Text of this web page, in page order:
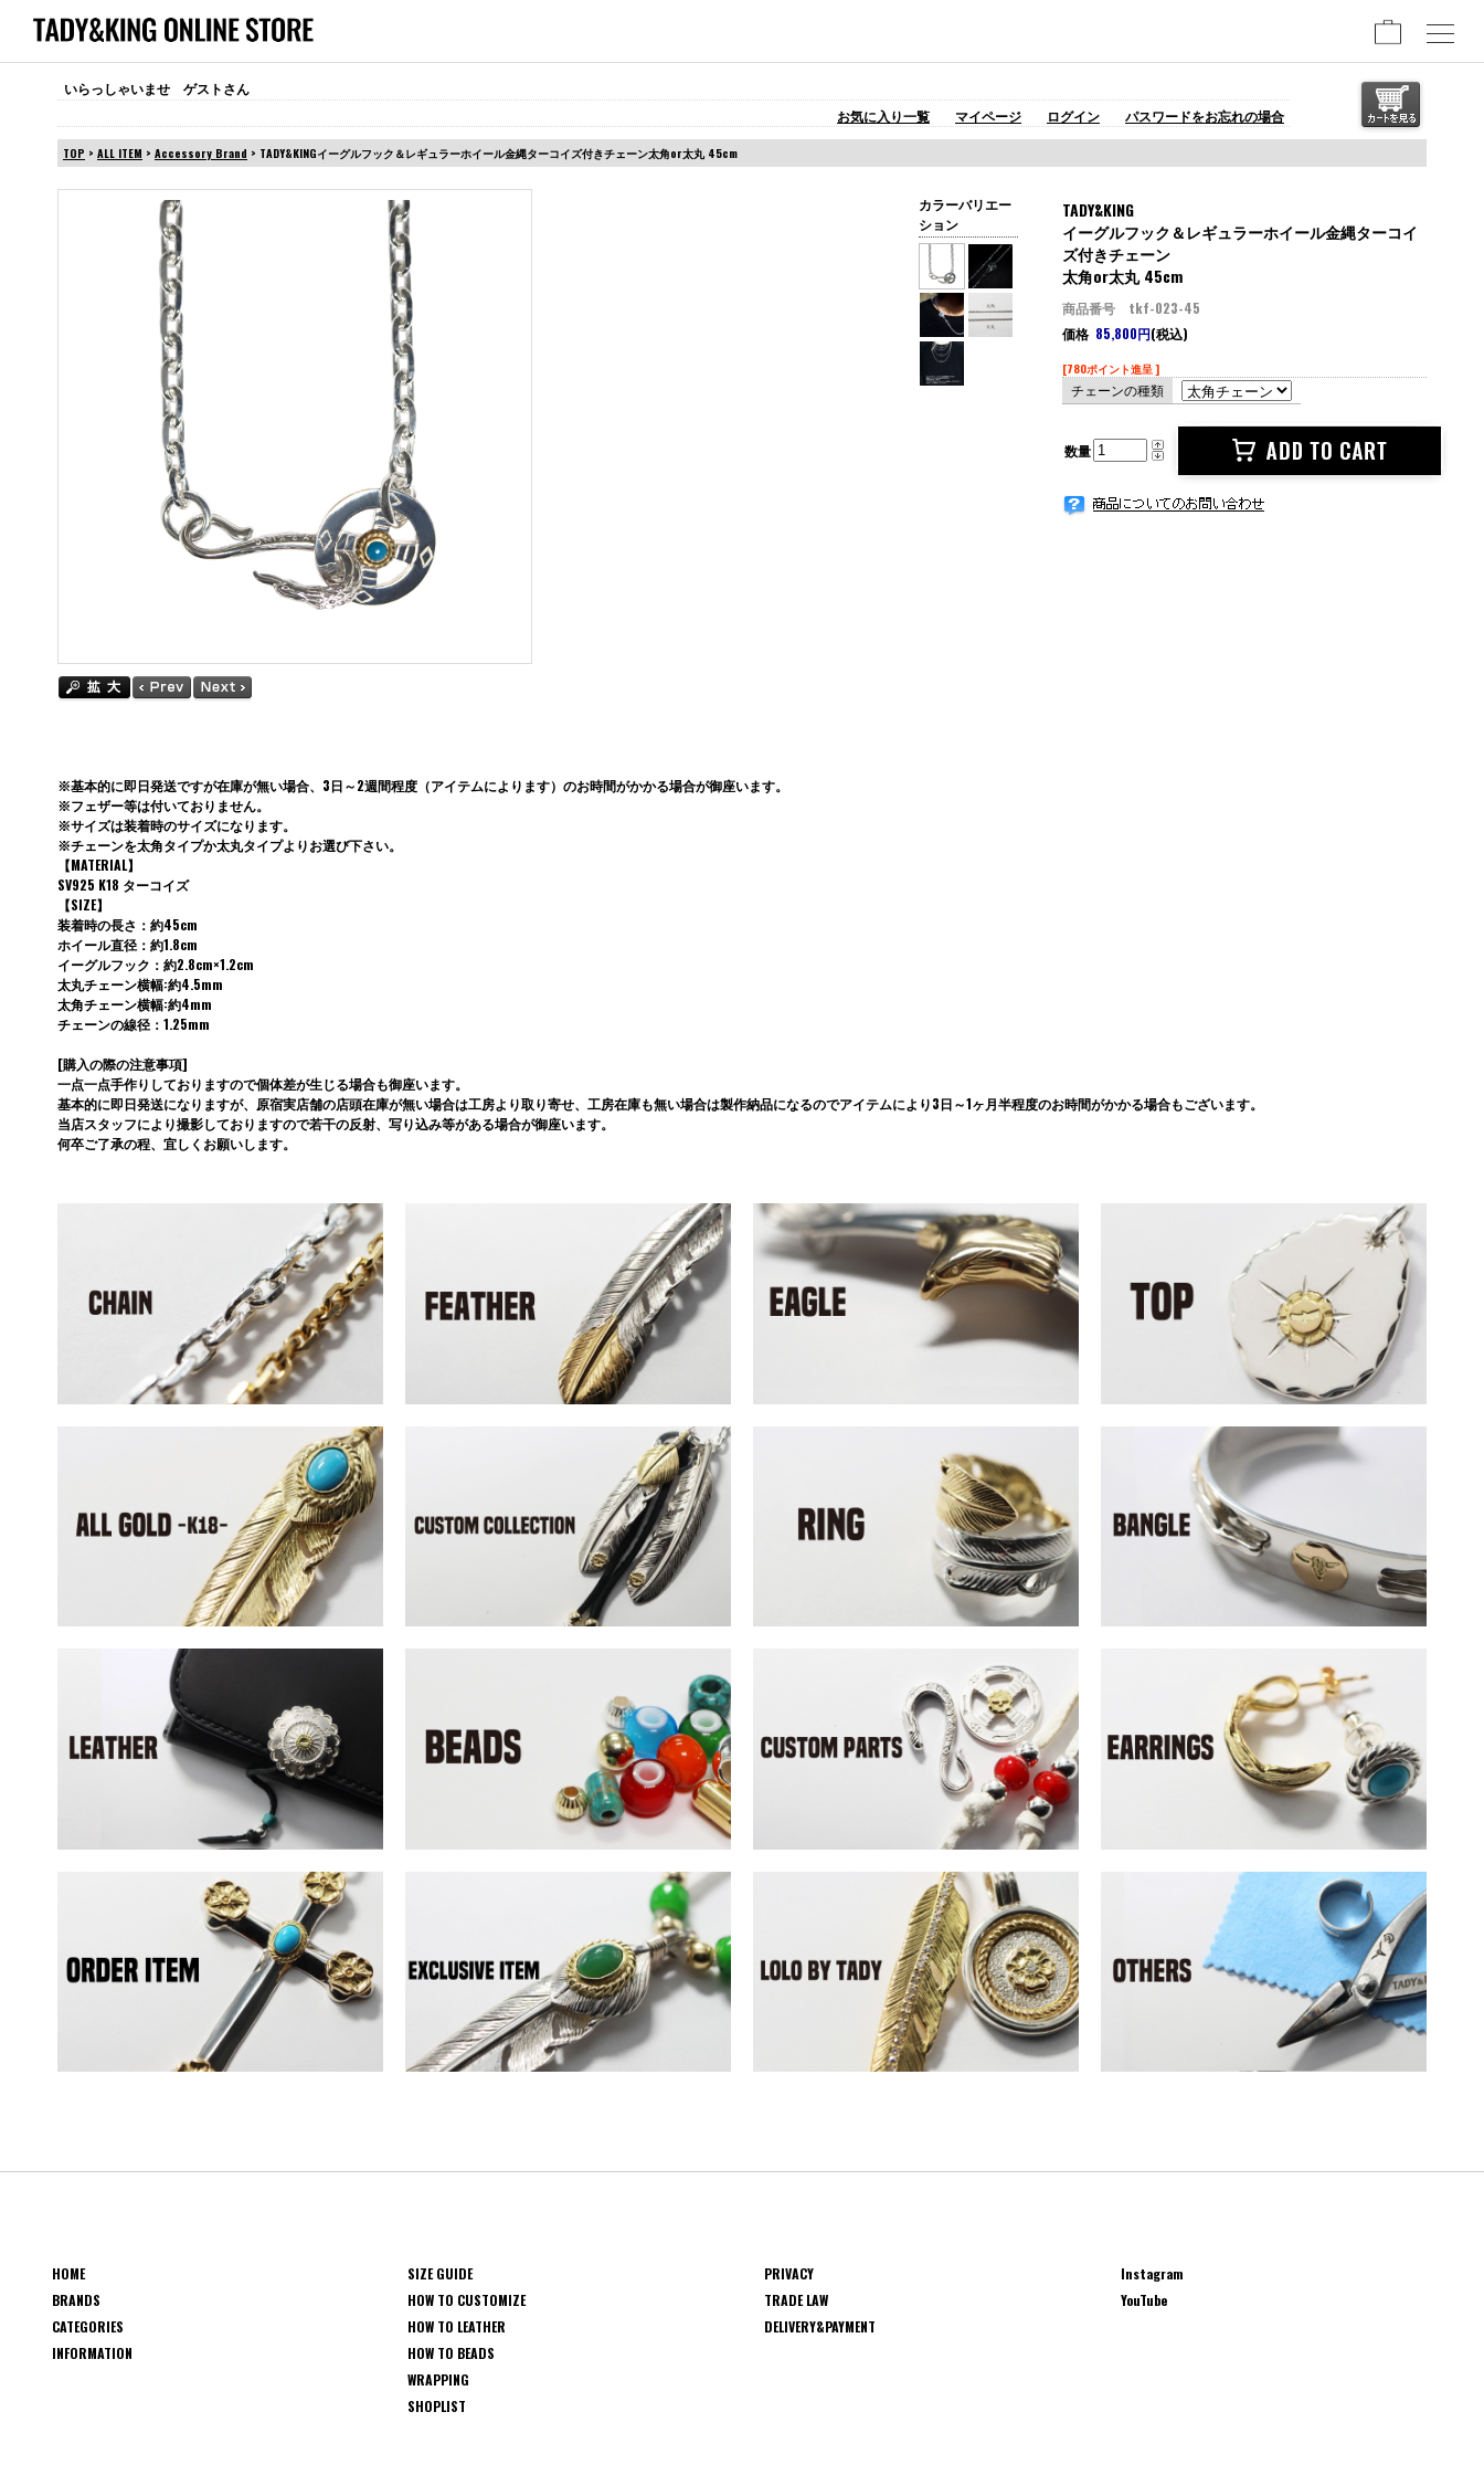
いらっしゃいませ ゲストさん
お気に入り一覧
マイページ ログイン パスワードをお忘れの場合
TOP > ALL ITEM > Accessory Brand > TADY&KINGイーグルフック＆レギュラーホイール金縄ターコイズ付きチェーン太角or太丸 45cm
TADY&KING
イーグルフック＆レギュラーホイール金縄ターコイ
ズ付きチェーン
太角or太丸 45cm
商品番号 tkf-023-45
価格 85,800円(税込)
[780ポイント進呈 ]
チェーンの種類
数量
カラーバリエー
ション
※基本的に即日発送ですが在庫が無い場合、3日～2週間程度（アイテムによります）のお時間がかかる場合が御座います。
※フェザー等は付いておりません。
※サイズは装着時のサイズになります。
※チェーンを太角タイプか太丸タイプよりお選び下さい。
【MATERIAL】
SV925 K18 ターコイズ
【SIZE】
装着時の長さ：約45cm
ホイール直径：約1.8cm
イーグルフック：約2.8cm×1.2cm
太丸チェーン横幅:約4.5mm
太角チェーン横幅:約4mm
チェーンの線径：1.25mm
[購入の際の注意事項]
一点一点手作りしておりますので個体差が生じる場合も御座います。
基本的に即日発送になりますが、原宿実店舗の店頭在庫が無い場合は工房より取り寄せ、工房在庫も無い場合は製作納品になるのでアイテムにより3日～1ヶ月半程度のお時間がかかる場合もございます。
当店スタッフにより撮影しておりますので若干の反射、写り込み等がある場合が御座います。
何卒ご了承の程、宜しくお願いします。
HOME
BRANDS
CATEGORIES
INFORMATION
SIZE GUIDE
HOW TO CUSTOMIZE
HOW TO LEATHER
HOW TO BEADS
WRAPPING
SHOPLIST
PRIVACY
TRADE LAW
DELIVERY&PAYMENT
Instagram
YouTube